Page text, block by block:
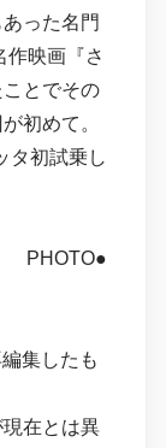
った名門
作映画『さ
とでその
初めて。
タ初試乗し
PHOTO●
集したも
在とは異